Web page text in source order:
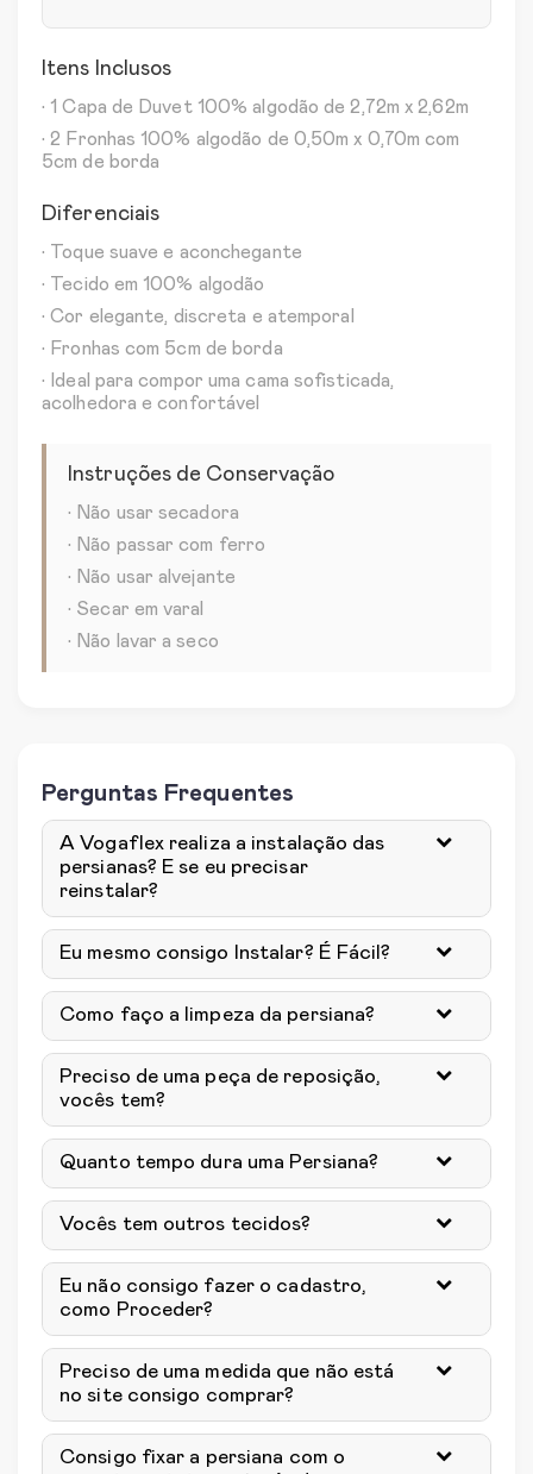
Itens Inclusos
• 1 Capa de Duvet 100% algodão de 2,72m x 2,62m
• 2 Fronhas 100% algodão de 0,50m x 0,70m com
5cm de borda
Diferenciais
• Toque suave e aconchegante
• Tecido em 100% algodão
• Cor elegante, discreta e atemporal
• Fronhas com 5cm de borda
• Ideal para compor uma cama sofisticada,
acolhedora e confortável
Instruções de Conservação
• Não usar secadora
• Não passar com ferro
• Não usar alvejante
• Secar em varal
• Não lavar a seco
Perguntas Frequentes
A Vogaflex realiza a instalação das
persianas? E se eu precisar
reinstalar?
Eu mesmo consigo Instalar? É Fácil?
Como faço a limpeza da persiana?
Preciso de uma peça de reposição,
vocês tem?
Quanto tempo dura uma Persiana?
Vocês tem outros tecidos?
Eu não consigo fazer o cadastro,
como Proceder?
Preciso de uma medida que não está
no site consigo comprar?
Consigo fixar a persiana com o